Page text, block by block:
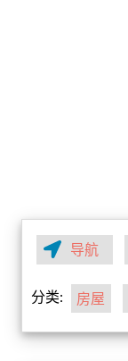
导航
分类: 房屋